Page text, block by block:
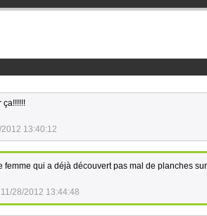
ça!!!!!!
2012 13:40:12
femme qui a déjà découvert pas mal de planches
11/28/2012 13:44:48